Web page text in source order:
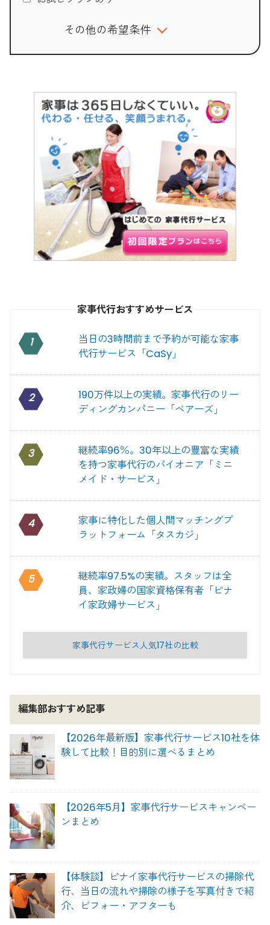
その他の希望条件
家事代行おすすめサービス
1
当日の3時間前まで予約が可能な家事
代行サービス「CaSy」
2
190万件以上の実績。家事代行のリー
ディングカンパニー「ベアーズ」
3
継続率96％。30年以上の豊富な実績
を持つ家事代行のパイオニア「ミニ
メイド・サービス」
4
家事に特化した個人間マッチングプ
ラットフォーム「タスカジ」
5
継続率97.5%の実績。スタッフは全
員、家政婦の国家資格保有者「ピナ
イ家政婦サービス」
家事代行サービス人気17社の比較
編集部おすすめ記事
【2026年最新版】家事代行サービス10社を体
験して比較！目的別に選べるまとめ
【2026年5月】家事代行サービスキャンペー
ンまとめ
【体験談】ピナイ家事代行サービスの掃除代
行、当日の流れや掃除の様子を写真付きで紹
介、ビフォー・アフターも